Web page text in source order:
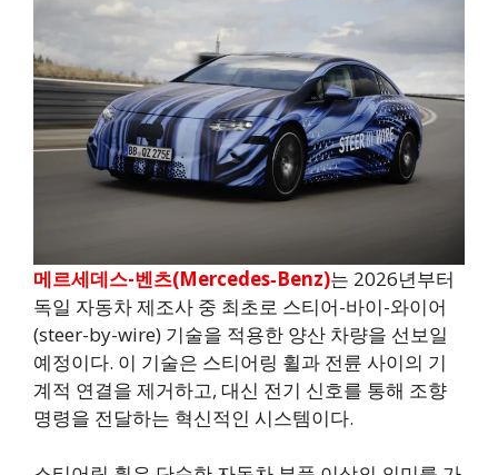
메르세데스-벤츠(Mercedes‑Benz)는 2026년부터
독일 자동차 제조사 중 최초로 스티어-바이-와이어
(steer-by-wire) 기술을 적용한 양산 차량을 선보일
예정이다. 이 기술은 스티어링 휠과 전륜 사이의 기
계적 연결을 제거하고, 대신 전기 신호를 통해 조향
명령을 전달하는 혁신적인 시스템이다.